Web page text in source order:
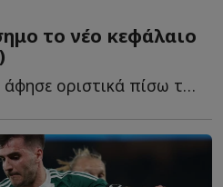
το νέο κεφάλαιο
Ο Γιώργος Μασούρας άφησε οριστικά πίσω του το κεφάλαιο τ...